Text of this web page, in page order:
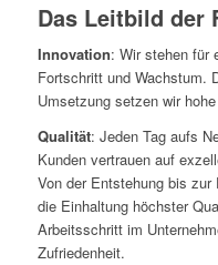
Das Leitbild der
Innovation: Wir stehen für
Fortschritt und Wachstum.
Umsetzung setzen wir
Qualität: Jeden Tag aufs
Kunden vertrauen auf
Von der Entstehung bis
die Einhaltung höchster
Arbeitsschritt im
Zufriedenheit.